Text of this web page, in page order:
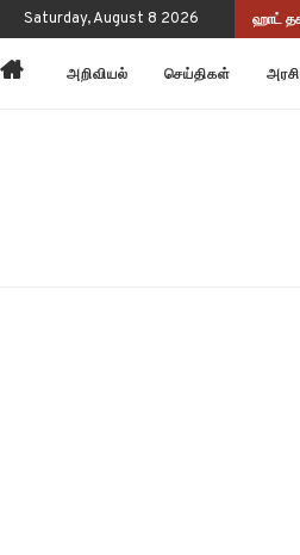
Saturday, August 8 2026 ஹாட்
செயல்திறனையும்
அறிவியல் செய்திகள்